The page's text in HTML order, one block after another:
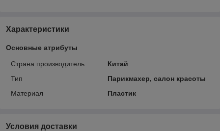
Характеристики
Основные атрибуты
Страна производитель
Китай
Тип
Парикмахер, салон красоты
Материал
Пластик
Условия доставки